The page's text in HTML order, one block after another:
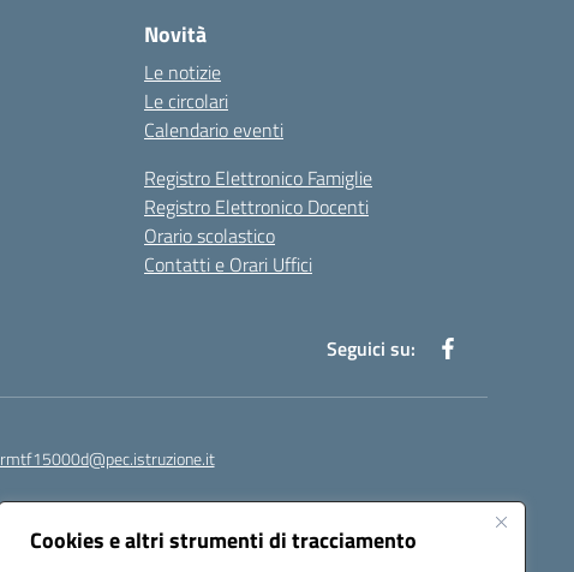
Cookies e altri strumenti di tracciamento
Novità
Le notizie
Le circolari
Calendario eventi
Registro Elettronico Famiglie
Registro Elettronico Docenti
Orario scolastico
Contatti e Orari Uffici
Seguici su:
rmtf15000d@pec.istruzione.it